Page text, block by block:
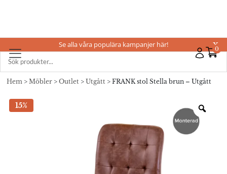
0
Se alla våra populära kampanjer här! X
Hem > Möbler > Outlet > Utgått > FRANK stol Stella brun – Utgått
15%